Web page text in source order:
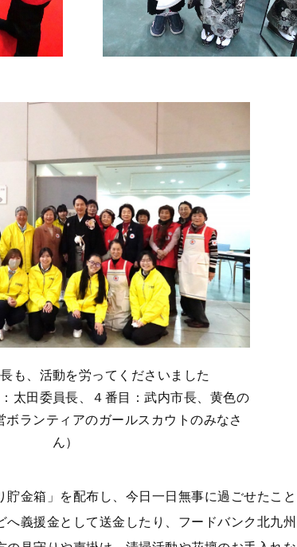
も、活動を労ってくださいました
：太田委員長、４番目：武内市長、黄色の
ボランティアのガールスカウトのみなさ
ん）
金箱」を配布し、今日一日無事に過ごせたこ
義援金として送金したり、フードバンク北九